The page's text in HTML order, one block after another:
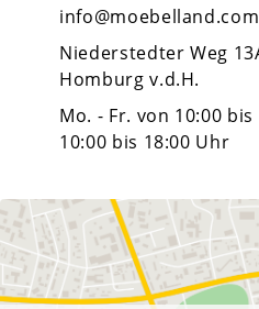
info@moebelland.com
Niederstedter Weg
Homburg v.d.H.
Mo. - Fr. von 10:00
10:00 bis 18:00 Uhr